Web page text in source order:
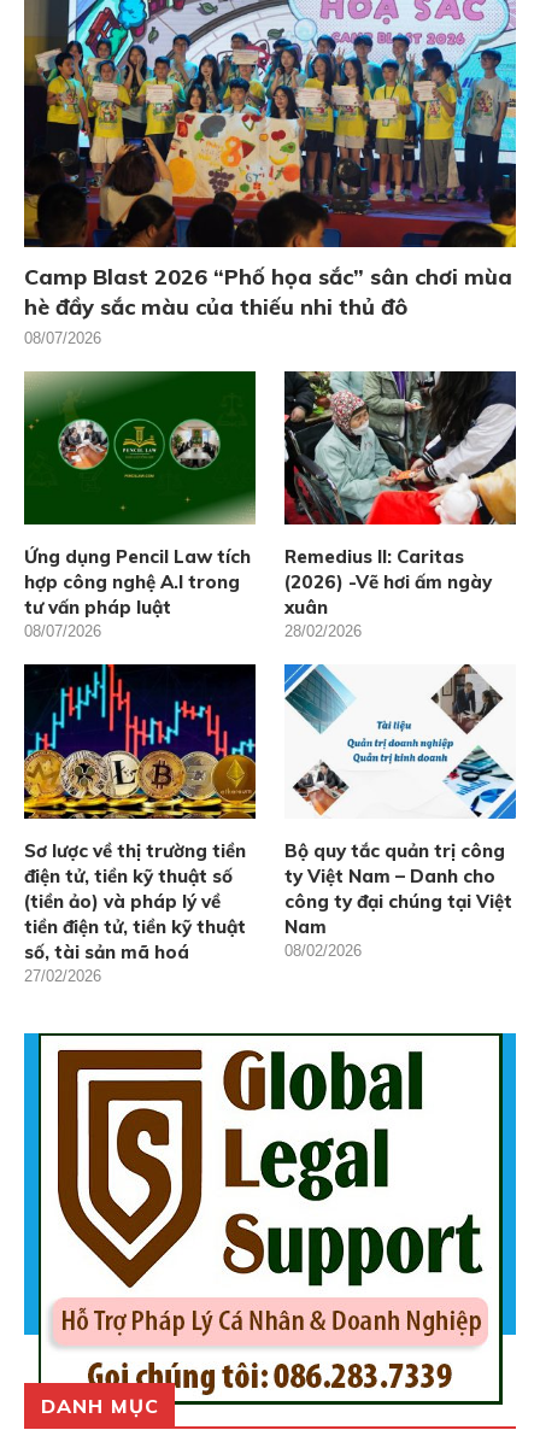
Camp Blast 2026 “Phố họa sắc” sân chơi mùa
hè đầy sắc màu của thiếu nhi thủ đô
08/07/2026
Ứng dụng Pencil Law tích
hợp công nghệ A.I trong
tư vấn pháp luật
08/07/2026
Remedius II: Caritas
(2026) -Vẽ hơi ấm ngày
xuân
28/02/2026
Sơ lược về thị trường tiền
điện tử, tiền kỹ thuật số
(tiền ảo) và pháp lý về
tiền điện tử, tiền kỹ thuật
số, tài sản mã hoá
27/02/2026
Bộ quy tắc quản trị công
ty Việt Nam – Danh cho
công ty đại chúng tại Việt
Nam
08/02/2026
DANH MỤC